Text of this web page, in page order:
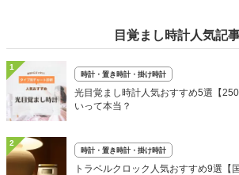
目覚まし時計人気記
1
時計・置き時計・掛け時計
光目覚まし時計人気おすすめ5選【
いって本当？
2
時計・置き時計・掛け時計
トラベルクロック人気おすすめ9選【